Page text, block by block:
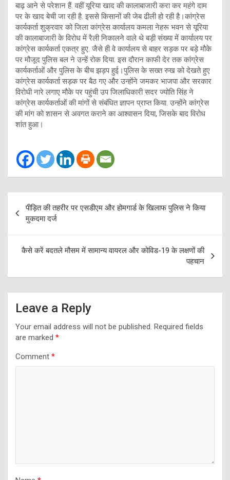
बाढ़ आने से परेशान हैं. वहीं यूरिया खाद की कालाबाजारी करा कर महंगे दाम
पर के खाद बेची जा रही है. इससे किसानों की जेब ढीली हो रही है।कांग्रेस
कार्यकर्ता शुक्रवार को जिला कांग्रेस कार्यालय कमला नेहरू भवन से यूरिया
की कालाबाजारी के विरोध में रैली निकालने वाले थे बड़ी संख्या में कार्यालय पर
कांग्रेस कार्यकर्ता एकत्र हुए. जैसे ही वे कार्यालय से बाहर सड़क पर बड़े मौके
पर मौजूद पुलिस बल ने उन्हें रोक दिया. इस दौरान काफी देर तक कांग्रेस
कार्यकर्ताओं और पुलिस के बीच झड़प हुई।पुलिस के सख्त रुख को देखते हुए
कांग्रेस कार्यकर्ता सड़क पर बैठ गए और उन्होंने जमकर भाजपा और सरकार
विरोधी नारे लगाए मौके पर पहुंची उप जिलाधिकारी सदर ज्योति सिंह ने
कांग्रेस कार्यकर्ताओं की मांगों से संबंधित ज्ञापन प्राप्त किया. उन्होंने कांग्रेस
की मांग को शासन से अवगत कराने का आश्वासन दिया, जिसके बाद विरोध
शांत हुआ।
navigation
पीड़ित की तहरीर पर एसडीएम और होमगार्ड के खिलाफ पुलिस ने किया
मुकदमा दर्ज
कैसे करें बदतले मौसम में सामान्य वायरल और कोविड-19 के लक्षणों की
पहचान
Leave a Reply
Your email address will not be published. Required fields
are marked *
Comment *